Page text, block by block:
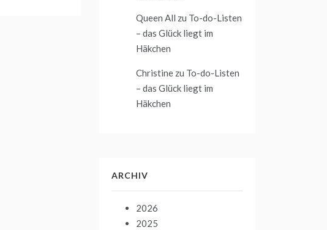
Queen All zu To-do-Listen
– das Glück liegt im
Häkchen
Christine zu To-do-Listen
– das Glück liegt im
Häkchen
ARCHIV
2026
2025